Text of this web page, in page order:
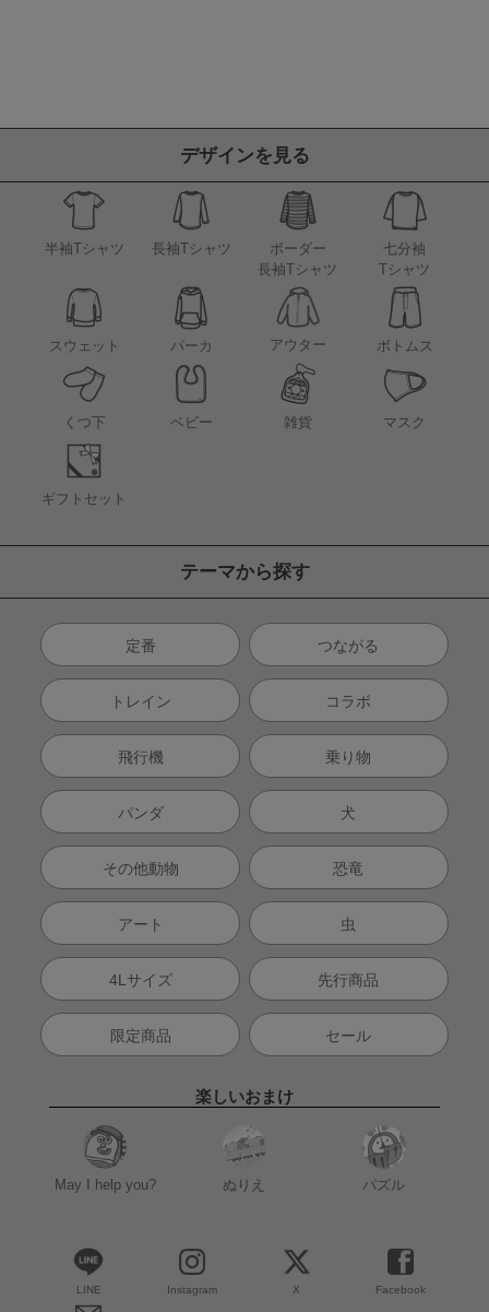
デザインを見る
半袖Tシャツ 長袖Tシャツ
ボーダー
長袖Tシャツ
七分袖
Tシャツ
スウェット パーカ アウター ボトムス
くつ下 ベビー 雑貨 マスク
ギフトセット
テーマから探す
定番 つながる
トレイン コラボ
飛行機 乗り物
パンダ 犬
その他動物 恐竜
アート 虫
4Lサイズ 先行商品
限定商品 セール
楽しいおまけ
May I help you? ぬりえ パズル
LINE Instagram X Facebook